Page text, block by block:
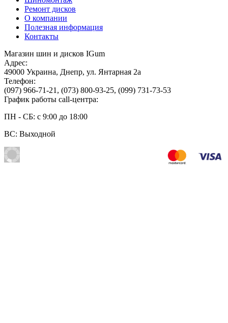
Ремонт дисков
О компании
Полезная информация
Контакты
Магазин шин и дисков IGum
Адрес:
49000 Украина, Днепр, ул. Янтарная 2а
Телефон:
(097) 966-71-21 , (073) 800-93-25, (099) 731-73-53
График работы call-центра:
ПН - СБ: с 9:00 до 18:00
ВС: Выходной